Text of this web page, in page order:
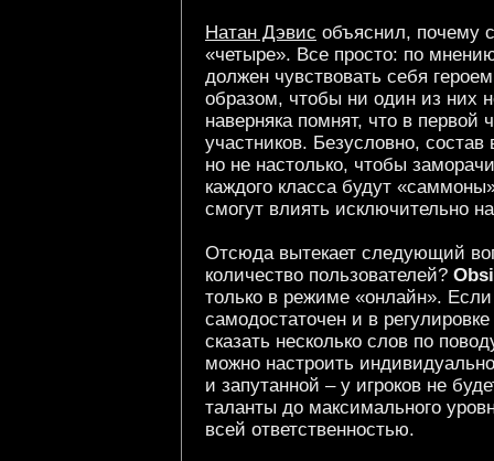
Натан Дэвис объяснил, почему
«четыре». Все просто: по
должен чувствовать себя
образом, чтобы ни один из них
наверняка помнят, что в первой
участников. Безусловно, состав
но не настолько, чтобы
каждого класса будут
смогут влиять исключительно
Отсюда вытекает следующий
количество пользователей?
только в режиме «онлайн».
самодостаточен и в
сказать несколько слов по
можно настроить
и запутанной – у игроков не
таланты до максимального
всей ответственностью.